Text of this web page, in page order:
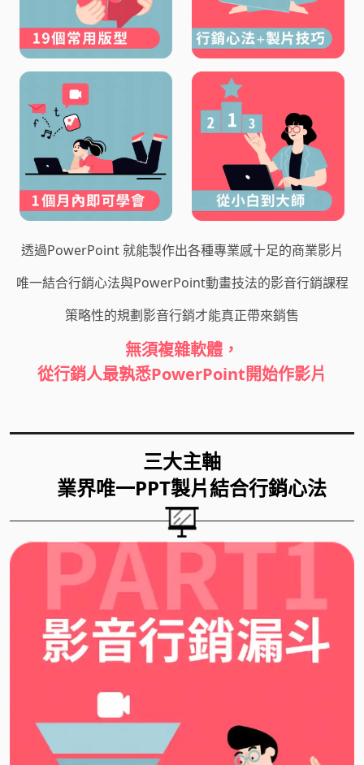
透過PowerPoint 就能製作出各種專業感十足的商業影片
唯一結合行銷心法與PowerPoint動畫技法的影音行銷課程
策略性的規劃影音行銷才能真正帶來銷售
無須複雜軟體，
從行銷人最孰悉PowerPoint開始作影片
三大主軸
業界唯一PPT製片結合行銷心法